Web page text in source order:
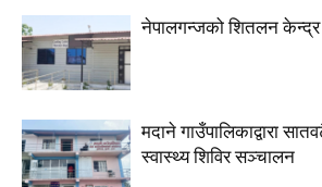
नेपालगन्जको शितलन केन्द्र
मदाने गाउँपालिकाद्वारा
स्वास्थ्य शिविर सञ्चालन